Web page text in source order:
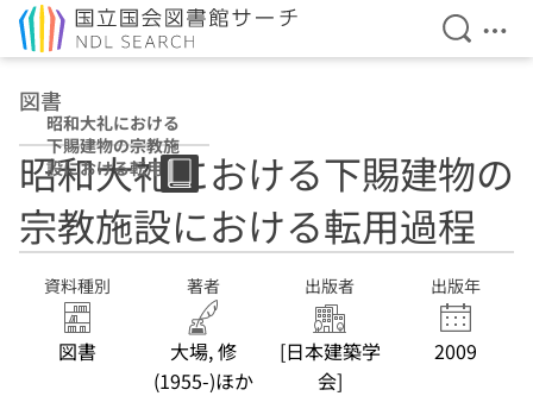
検索を
メ
図書
昭和大礼における
下賜建物の宗教施
設における転用過
程
昭和大礼における下賜建物の
宗教施設における転用過程
資料種別
図書
著者
大場, 修
(1955-)ほか
出版者
[日本建築学
会]
出版年
2009